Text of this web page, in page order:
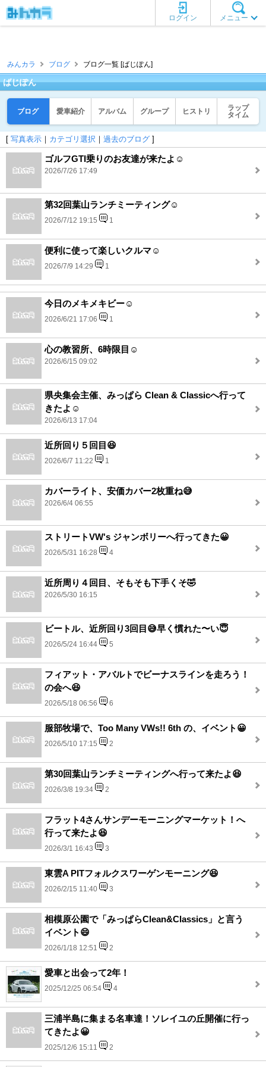
メニュー
ログイン
みんカラ ブログ ブログ一覧 [ばじぽん]
ばじぽん
ブログ 愛車紹介 アルバム グループ ヒストリ
ラップ
タイム
[ 写真表示 ｜ カテゴリ選択 ｜ 過去のブログ ]
ゴルフGTI乗りのお友達が来たよ☺️
2026/7/26 17:49
第32回葉山ランチミーティング☺️
2026/7/12 19:15 1
便利に使って楽しいクルマ☺️
2026/7/9 14:29 1
今日のメキメキビー☺️
2026/6/21 17:06 1
心の教習所、6時限目☺️
2026/6/15 09:02
県央集会主催、みっぱら Clean & Classicへ行って
きたよ☺️
2026/6/13 17:04
近所回り５回目😆
2026/6/7 11:22 1
カバーライト、安価カバー2枚重ね😅
2026/6/4 06:55
ストリートVW's ジャンボリーへ行ってきた😀
2026/5/31 16:28 4
近所周り４回目、そもそも下手くそ🤣
2026/5/30 16:15
ビートル、近所回り3回目😅早く慣れた〜い😇
2026/5/24 16:44 5
フィアット・アバルトでビーナスラインを走ろう！
の会へ😆
2026/5/18 06:56 6
服部牧場で、Too Many VWs!! 6th の、イベント😀
2026/5/10 17:15 2
第30回葉山ランチミーティングへ行って来たよ😆
2026/3/8 19:34 2
フラット4さんサンデーモーニングマーケット！へ
行って来たよ😆
2026/3/1 16:43 3
東雲A PITフォルクスワーゲンモーニング😆
2026/2/15 11:40 3
相模原公園で「みっぱらClean&Classics」と言う
イベント😄
2026/1/18 12:51 2
愛車と出会って2年！
2025/12/25 06:54 4
三浦半島に集まる名車達！ソレイユの丘開催に行っ
てきたよ😀
2025/12/6 15:11 2